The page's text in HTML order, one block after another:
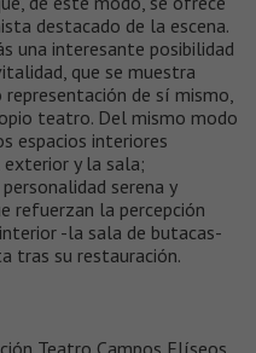
destacado de la escena.
una interesante posibilidad
que se muestra
de sí mismo,
teatro. Del mismo modo
espacios interiores
y la sala;
serena y
refuerzan la percepción
-la sala de butacas-
tras su restauración.
Teatro Campos Elíseos